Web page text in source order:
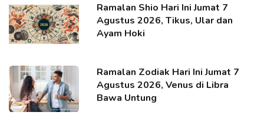
Ramalan Shio Hari Ini Jumat 7
Agustus 2026, Tikus, Ular dan
Ayam Hoki
Ramalan Zodiak Hari Ini Jumat 7
Agustus 2026, Venus di Libra
Bawa Untung